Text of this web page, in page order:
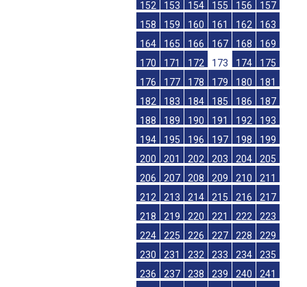
152
153 154 155 156
157
158
159 160 161 162
163
164
165 166 167 168
169
170
171 172 173 174
175
176
177 178 179 180
181
182
183 184 185 186
187
188
189 190 191 192
193
194
195 196 197 198
199
200
201 202 203 204
205
206
207 208 209 210
211
212
213 214 215 216
217
218
219 220 221 222
223
224
225 226 227 228
229
230
231 232 233 234
235
236
237 238 239 240
241